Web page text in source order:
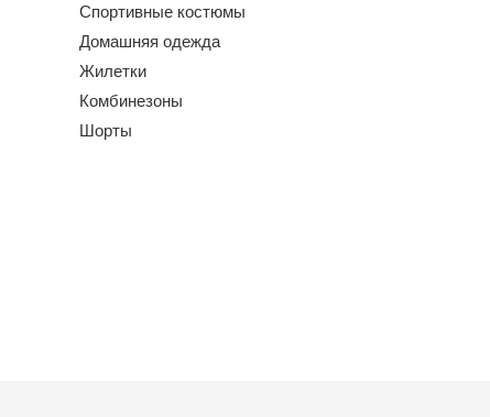
Спортивные костюмы
Домашняя одежда
Жилетки
Комбинезоны
Шорты